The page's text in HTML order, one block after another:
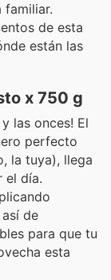
familiar.
de esta
están las
x 750 g
las onces! El
perfecto
la tuya), llega
el día.
de
para que tu
esta